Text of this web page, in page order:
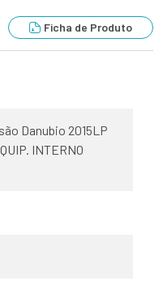
Ficha de Produto
Danubio 2015LP
INTERNO